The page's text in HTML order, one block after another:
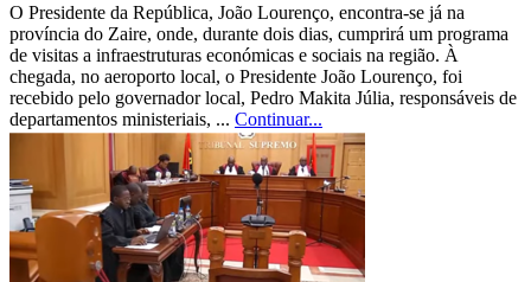
O Presidente da República, João Lourenço, encontra-se já na
província do Zaire, onde, durante dois dias, cumprirá um programa
de visitas a infraestruturas económicas e sociais na região. À
chegada, no aeroporto local, o Presidente João Lourenço, foi
recebido pelo governador local, Pedro Makita Júlia, responsáveis de
departamentos ministeriais, ... Continuar...